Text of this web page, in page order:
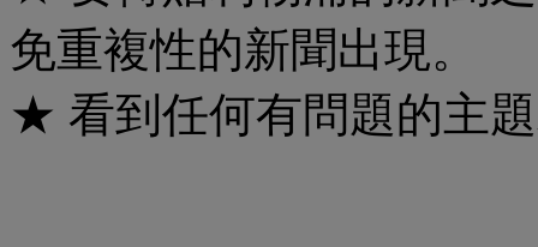
免重複性的新聞出現。
★ 看到任何有問題的主